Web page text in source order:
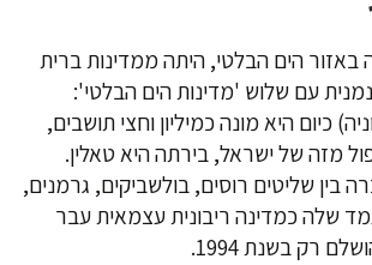
באזור הים הבלטי, היתה ממדינות ברית
עם שלוש 'מדינות הים הבלטי':
כיום היא מונה כמיליון וחצי תושבים,
מזה של ישראל, בירתה היא טאלין.
בין שליטים רוסים, בולשביקים, גרמנים,
שלה כמדינה ריבונית עצמאית עבר
רק בשנת 1994.